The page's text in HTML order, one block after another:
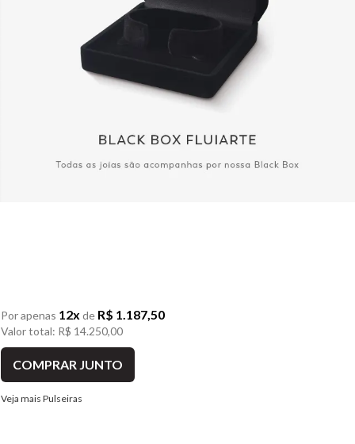
Por apenas 12x de R$ 1.187,50
Valor total: R$ 14.250,00
COMPRAR JUNTO
Veja mais Pulseiras